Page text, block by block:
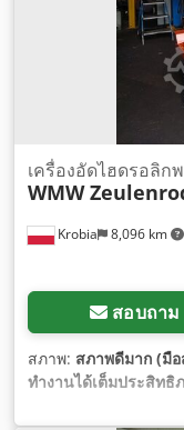
Krobia 8,096 km
เครื่องอัดไฮดรอลิก
WMW
สอบถาม
สภาพ: สภาพดีมาก (มือ
ทำงานได้เต็มประสิทธิ